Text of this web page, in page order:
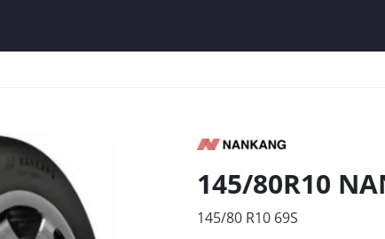
145/80R10
145/80 R10 69S